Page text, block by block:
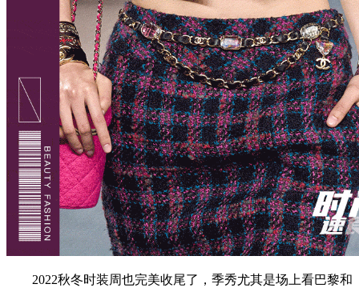
2022秋冬时装周也完美收尾了，季秀尤其是场上看巴黎和